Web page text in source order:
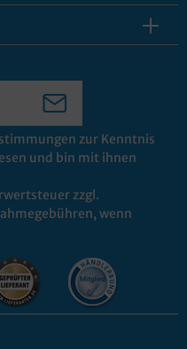
zur Kenntnis
und bin mit ihnen
zzgl.
wenn